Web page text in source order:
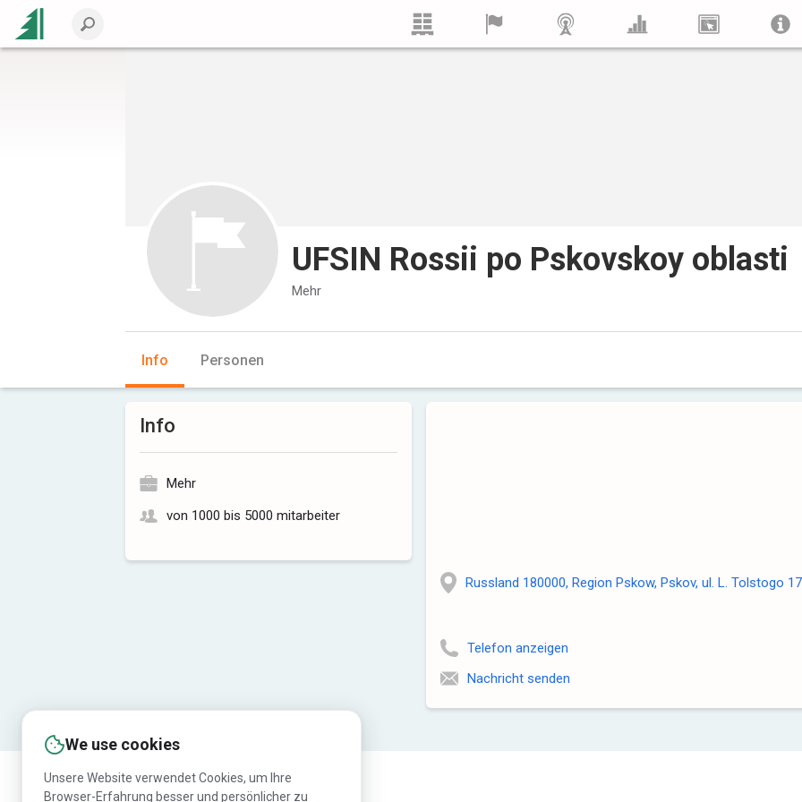
UFSIN Rossii po Pskovskoy oblasti
Mehr
Info Personen
Info
Mehr
von 1000 bis 5000 mitarbeiter
Russland 180000, Region Pskow, Pskov, ul. L. Tolstogo
Telefon anzeigen
Nachricht senden
We use cookies
Unsere Website verwendet Cookies, um Ihre
Browser-Erfahrung besser und persönlicher zu